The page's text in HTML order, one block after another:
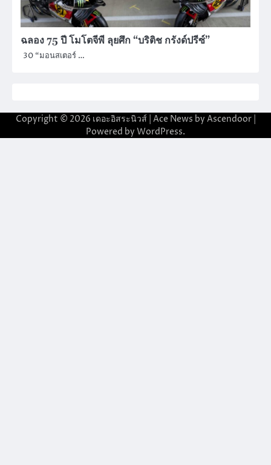
ฉลอง 75 ปี โมโตจีพี ลุยศึก “บริติช กรังด์ปรีซ์”
30 “มอนสเตอร์ …
Copyright © 2026 เดอะอิสระนิวส์ | Ace News by Ascendoor|
Powered by WordPress.